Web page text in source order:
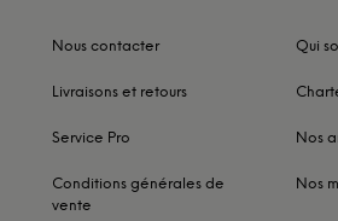
Nous contacter
Livraisons et retours
Service Pro
Conditions générales de
vente
Qui
Nos
Nos